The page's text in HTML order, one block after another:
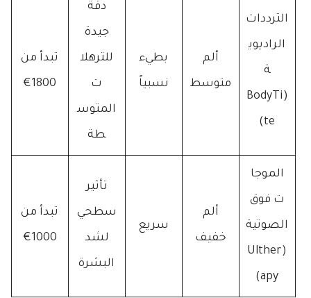
الترددات
الراديوي
ة
(BodyTi
te)
ألم
متوسط
بطيء
نسبياً
دقة
جيدة
للترهلا
ت
المتوس
طة
تبدأ من
1800€
الموجا
ت فوق
الصوتية
(Ulther
apy)
ألم
خفيف
سريع
تأثير
سطحي
لشد
البشرة
تبدأ من
1000€